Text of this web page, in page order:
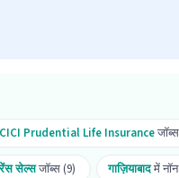
चाहिए?
प्रति माह सैलरी मिलती है,
Prudential Life Insuranceजॉब्स
सेल्सजॉब्स (9) गाज़ियाबादमें